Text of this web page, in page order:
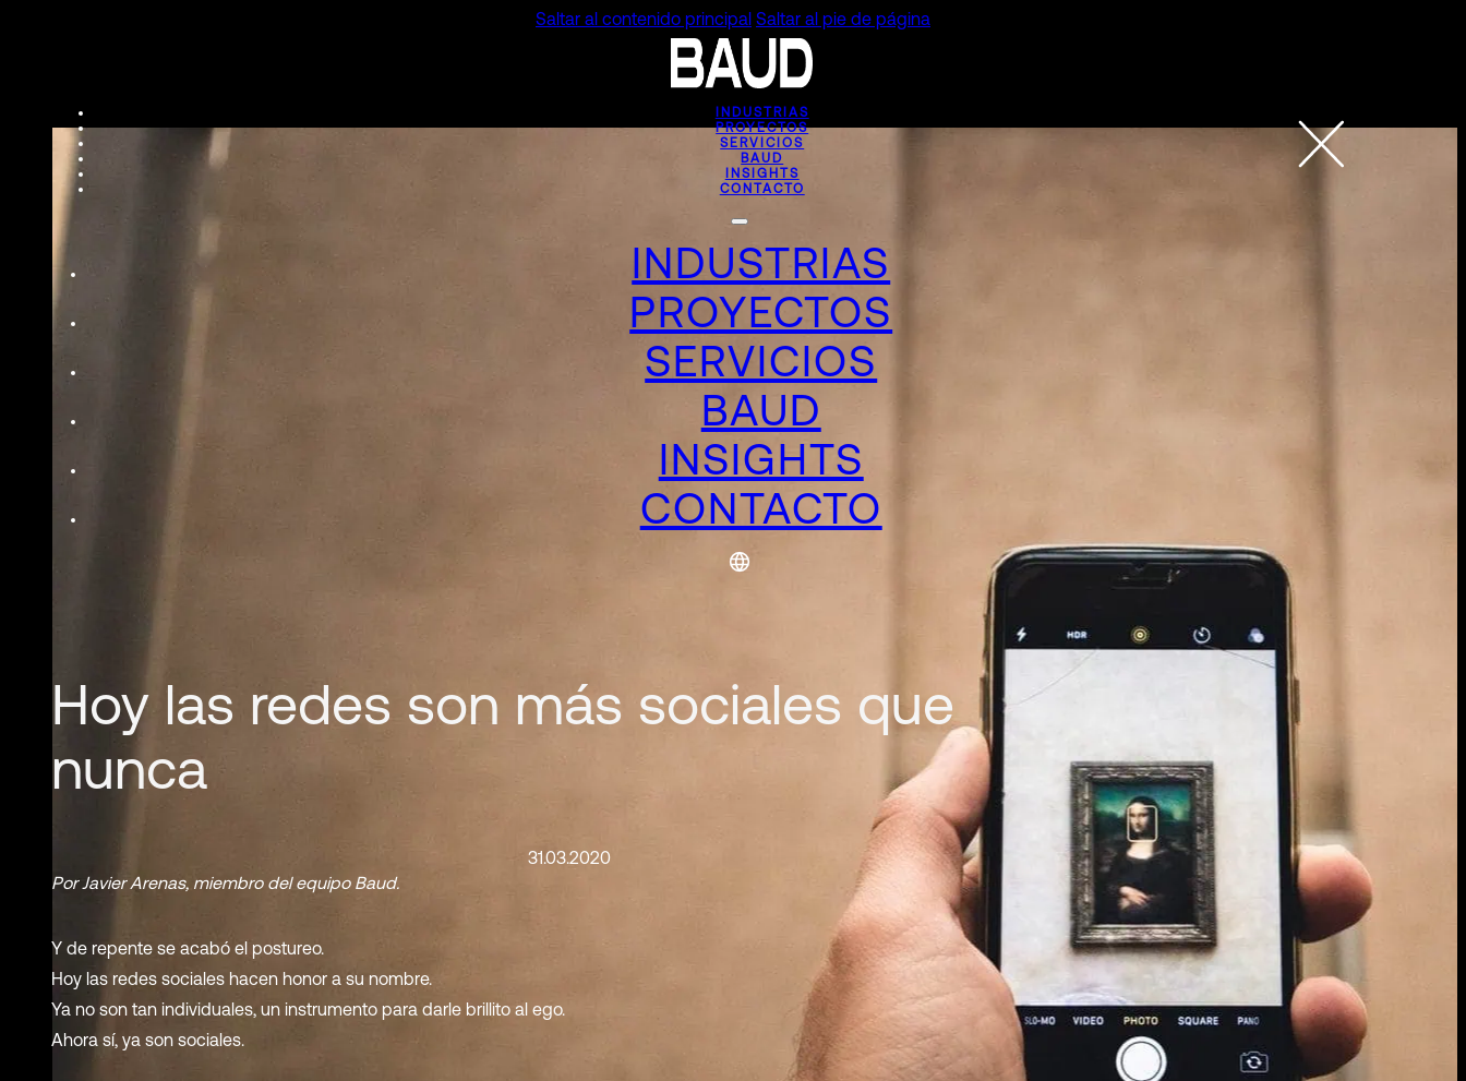
Saltar al contenido principal Saltar al pie de página
INDUSTRIAS
PROYECTOS
SERVICIOS
BAUD
INSIGHTS
CONTACTO
INDUSTRIAS
PROYECTOS
SERVICIOS
BAUD
INSIGHTS
CONTACTO
Hoy las redes son más sociales que
nunca
31.03.2020
Por Javier Arenas, miembro del equipo Baud.
Y de repente se acabó el postureo.
Hoy las redes sociales hacen honor a su nombre.
Ya no son tan individuales, un instrumento para darle brillito al ego.
Ahora sí, ya son sociales.